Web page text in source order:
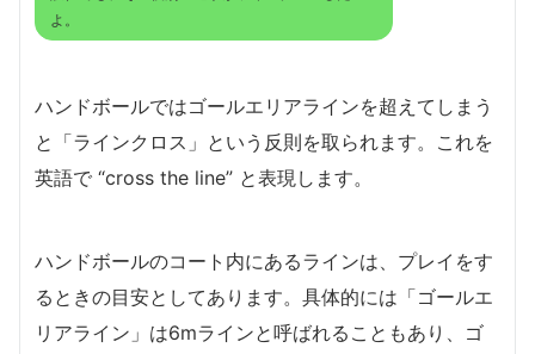
よ。
ハンドボールではゴールエリアラインを超えてしまう
と「ラインクロス」という反則を取られます。これを
英語で “cross the line” と表現します。
ハンドボールのコート内にあるラインは、プレイをす
るときの目安としてあります。具体的には「ゴールエ
リアライン」は6mラインと呼ばれることもあり、ゴ